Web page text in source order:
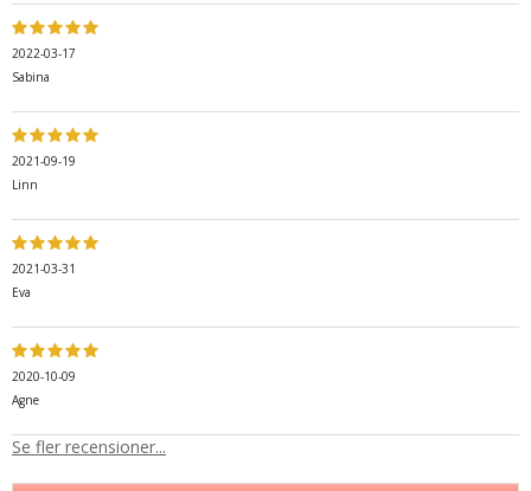
2022-03-17
Sabina
2021-09-19
Linn
2021-03-31
Eva
2020-10-09
Agne
Se fler recensioner...